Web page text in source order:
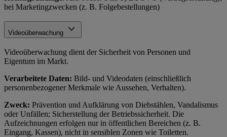
bei Marketingzwecken (z. B. Folgebestellungen)
Videoüberwachung
Videoüberwachung dient der Sicherheit von Personen und
Eigentum im Markt.
Verarbeitete Daten: Bild- und Videodaten (einschließlich
personenbezogener Merkmale wie Aussehen, Verhalten).
Zweck: Prävention und Aufklärung von Diebstählen, Vandalismus
oder Unfällen; Sicherstellung der Betriebssicherheit. Die
Aufzeichnungen erfolgen nur in öffentlichen Bereichen (z. B.
Eingang, Kassen), nicht in sensiblen Zonen wie Toiletten.